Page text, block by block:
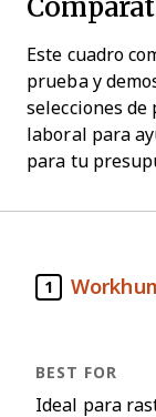
Este cuadro
prueba y
selecciones
laboral para
para tu
1
Ideal para